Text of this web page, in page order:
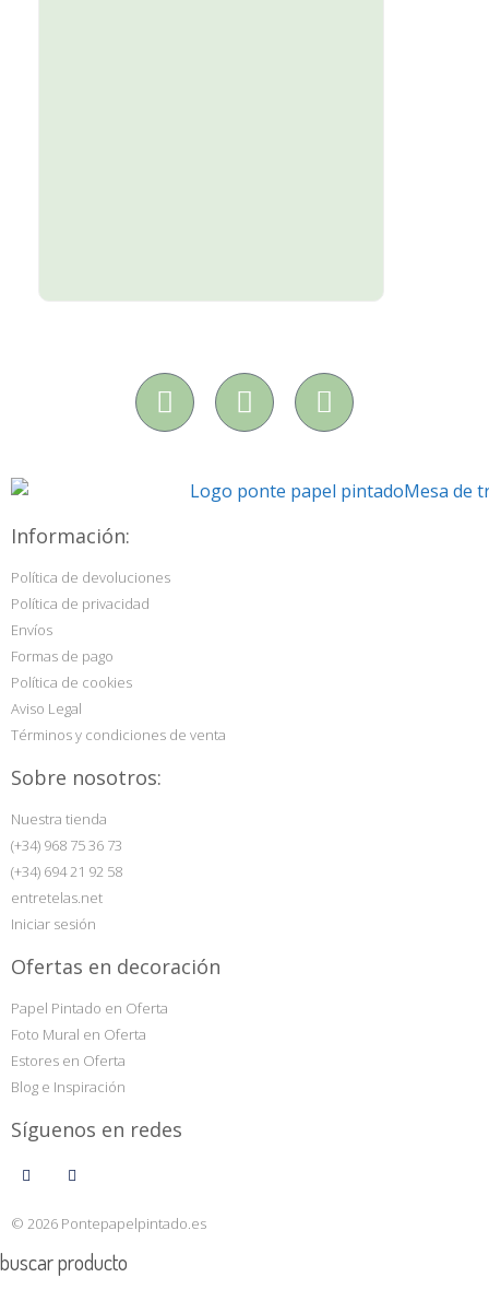
Información:
Política de devoluciones
Política de privacidad
Envíos
Formas de pago
Política de cookies
Aviso Legal
Términos y condiciones de venta
Sobre nosotros:
Nuestra tienda
(+34) 968 75 36 73
(+34) 694 21 92 58
entretelas.net
Iniciar sesión
Ofertas en decoración
Papel Pintado en Oferta
Foto Mural en Oferta
Estores en Oferta
Blog e Inspiración
Síguenos en redes
© 2026 Pontepapelpintado.es
buscar producto